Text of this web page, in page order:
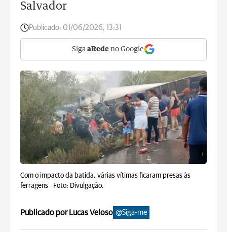
Salvador
Publicado: 01/06/2026, 13:31
Siga aRede no Google
Com o impacto da batida, várias vítimas ficaram presas às
ferragens - Foto: Divulgação.
Publicado por Lucas Veloso @Siga-me